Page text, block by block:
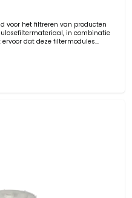
voor het filtreren van producten
in combinatie
dat deze filtermodules